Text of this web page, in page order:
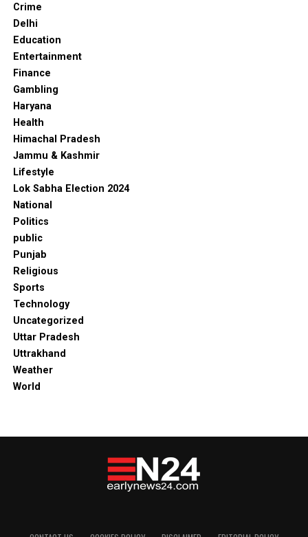
Crime
Delhi
Education
Entertainment
Finance
Gambling
Haryana
Health
Himachal Pradesh
Jammu & Kashmir
Lifestyle
Lok Sabha Election 2024
National
Politics
public
Punjab
Religious
Sports
Technology
Uncategorized
Uttar Pradesh
Uttrakhand
Weather
World